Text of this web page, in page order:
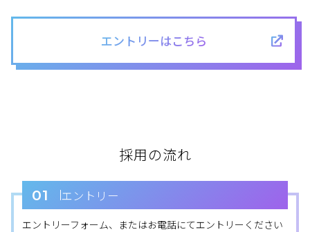
エントリーはこちら
採用の流れ
01 エントリー
エントリーフォーム、またはお電話にてエントリーください